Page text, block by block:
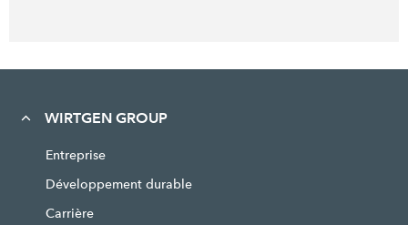
WIRTGEN GROUP
Entreprise
Développement durable
Carrière